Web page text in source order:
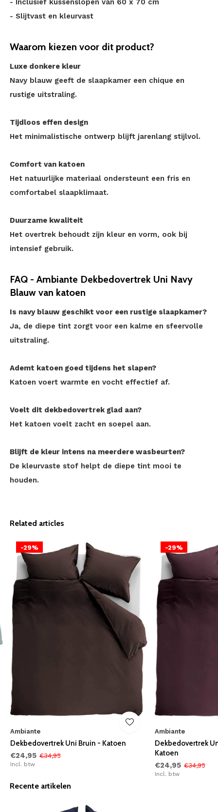
- Inclusief kussenslopen van 60 x 70 cm
- Slijtvast en kleurvast
Waarom kiezen voor dit product?
Luxe donkere kleur
Navy blauw geeft de slaapkamer een chique en
rustige uitstraling.
Tijdloos effen design
Het minimalistische ontwerp blijft jarenlang stijlvol.
Comfort van katoen
Het natuurlijke materiaal ondersteunt een fris en
comfortabel slaapklimaat.
Duurzame kwaliteit
Het overtrek behoudt zijn kleur en vorm, ook bij
intensief gebruik.
FAQ - Ambiante Dekbedovertrek Uni Navy
Blauw van katoen
Is navy blauw geschikt voor een rustige slaapkamer?
Ja, de diepe tint zorgt voor een kalme en sfeervolle
uitstraling.
Ademt katoen goed tijdens het slapen?
Katoen voert warmte en vocht effectief af.
Voelt dit dekbedovertrek glad aan?
Het katoen voelt zacht en soepel aan.
Blijft de kleur intens na meerdere wasbeurten?
De kleurvaste stof helpt de diepe tint mooi te
houden.
Related articles
-29%
Ambiante
Dekbedovertrek Uni Bruin - Katoen
€24,95 €34,95
Incl. btw
-29%
Ambiante
Dekbedovertrek
Katoen
€24,95 €34,95
Incl. btw
Recente artikelen